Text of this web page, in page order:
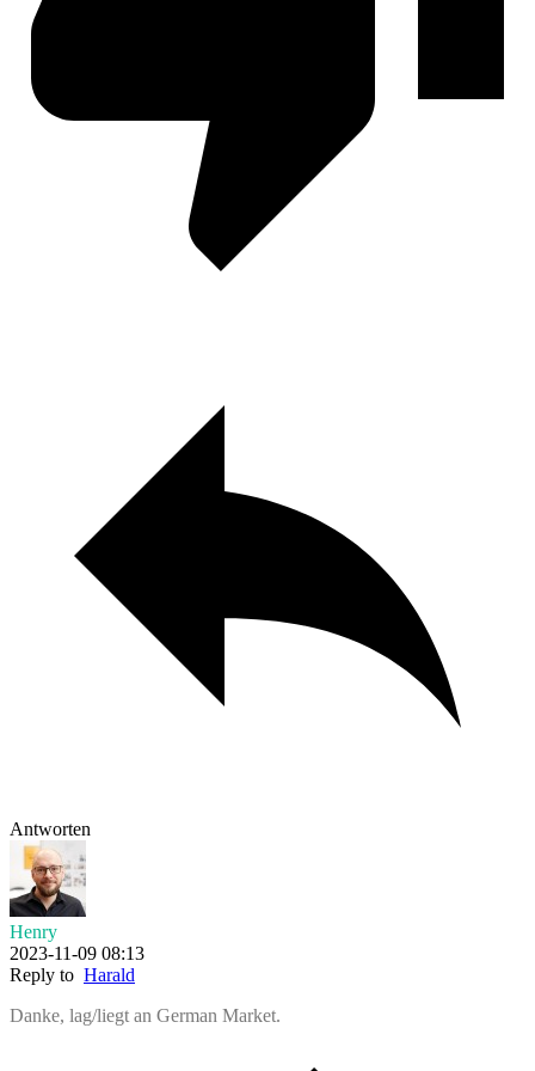
Antworten
Henry
2023-11-09 08:13
Reply to Harald
Danke, lag/liegt an German Market.